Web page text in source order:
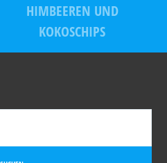
HIMBEEREN UND
KOKOSCHIPS